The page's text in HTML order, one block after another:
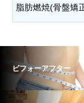
脂肪燃焼(骨盤矯
ビフォーアフター